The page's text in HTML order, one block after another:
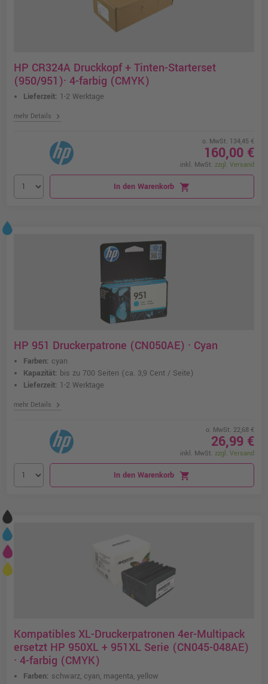
HP CR324A Druckkopf + Tinten-Starterset
(950/951)· 4-farbig (CMYK)
Lieferzeit: 1-2 Werktage
mehr Details chevron_right
o. MwSt. 134,45 €
160,00 €
inkl. MwSt. zzgl. Versand
In den Warenkorb shopping_cart
HP 951 Druckerpatrone (CN050AE) · Cyan
Farben: cyan
Kapazität: bis zu 700 Seiten (ca. 3,9 Cent / Seite)
Lieferzeit: 1-2 Werktage
mehr Details chevron_right
o. MwSt. 22,68 €
26,99 €
inkl. MwSt. zzgl. Versand
In den Warenkorb shopping_cart
Kompatibles XL-Druckerpatronen 4er-Multipack
ersetzt HP 950XL + 951XL Serie (CN045-048AE)
· 4-farbig (CMYK)
Farben: schwarz, cyan, magenta, yellow